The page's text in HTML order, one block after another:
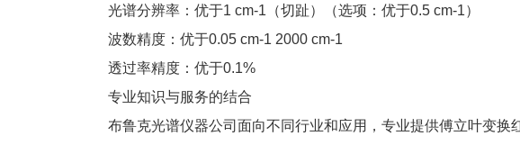
光谱分辨率：优于1 cm-1（切趾）（选项：优于0.5 cm-1）
波数精度：优于0.05 cm-1 2000 cm-1
透过率精度：优于0.1%
专业知识与服务的结合
布鲁克光谱仪器公司面向不同行业和应用，专业提供傅立叶变换